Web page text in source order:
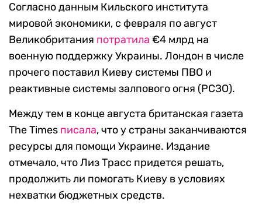
Согласно данным Кильского института
мировой экономики, с февраля по август
Великобритания потратила €4 млрд на
военную поддержку Украины. Лондон в числе
прочего поставил Киеву системы ПВО и
реактивные системы залпового огня (РСЗО).
Между тем в конце августа британская газета
The Times писала, что у страны заканчиваются
ресурсы для помощи Украине. Издание
отмечало, что Лиз Трасс придется решать,
продолжить ли помогать Киеву в условиях
нехватки бюджетных средств.